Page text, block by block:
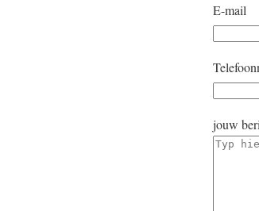
E-mail
jouw